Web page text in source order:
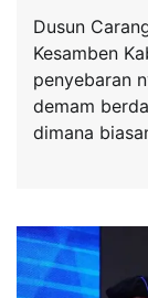
Dusun
Kesamben
penyebaran
demam
dimana